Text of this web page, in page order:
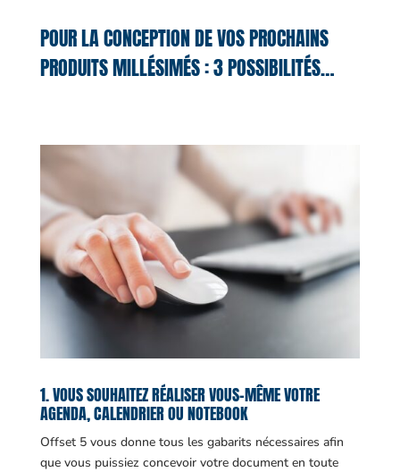
POUR LA CONCEPTION DE VOS PROCHAINS
PRODUITS MILLÉSIMÉS : 3 POSSIBILITÉS…
1. VOUS SOUHAITEZ RÉALISER VOUS-MÊME VOTRE
AGENDA, CALENDRIER OU NOTEBOOK
Offset 5 vous donne tous les gabarits nécessaires afin
que vous puissiez concevoir votre document en toute